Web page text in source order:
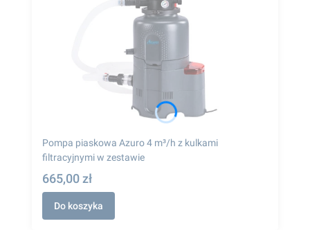
Pompa piaskowa Azuro 4 m³/h z kulkami
filtracyjnymi w zestawie
665,00 zł
Do koszyka